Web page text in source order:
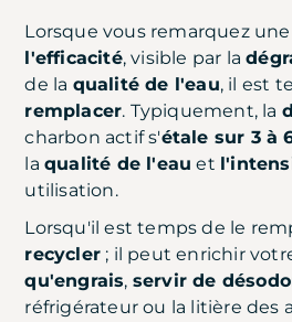
Lorsque vous remarquez une
l'efficacité, visible par la
de la qualité de l'eau, il est
remplacer. Typiquement, la
charbon actif s'étale sur 3 à
la qualité de l'eau et
utilisation.
Lorsqu'il est temps de le
recycler ; il peut enrichir
qu'engrais, servir de
réfrigérateur ou la litière des